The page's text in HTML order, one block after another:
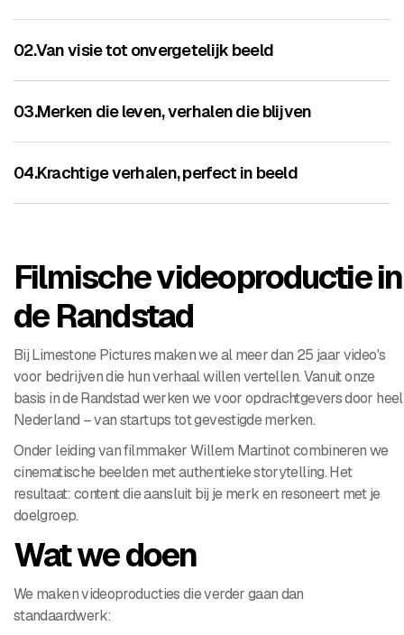
02.Van visie tot onvergetelijk beeld
03.Merken die leven, verhalen die blijven
04.Krachtige verhalen, perfect in beeld
Filmische videoproductie in
de Randstad
Bij Limestone Pictures maken we al meer dan 25 jaar video's
voor bedrijven die hun verhaal willen vertellen. Vanuit onze
basis in de Randstad werken we voor opdrachtgevers door heel
Nederland – van startups tot gevestigde merken.
Onder leiding van filmmaker Willem Martinot combineren we
cinematische beelden met authentieke storytelling. Het
resultaat: content die aansluit bij je merk en resoneert met je
doelgroep.
Wat we doen
We maken videoproducties die verder gaan dan
standaardwerk: